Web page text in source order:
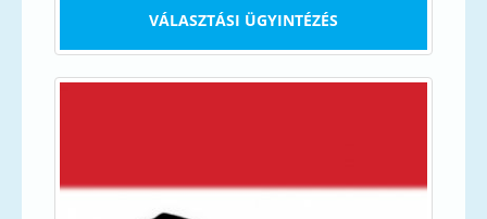
VÁLASZTÁSI ÜGYINTÉZÉS